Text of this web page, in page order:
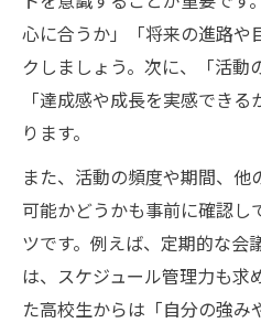
心に合うか」「将来の進路や
クしましょう。次に、「活動
「達成感や成長を実感でき
ります。
また、活動の頻度や期間、
可能かどうかも事前に確認し
ツです。例えば、定期的な会
は、スケジュール管理力も求
た高校生からは「自分の強